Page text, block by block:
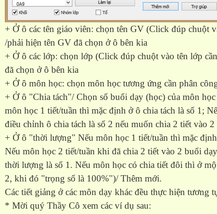
+ Ở ô các tên giáo viên: chọn tên GV (Click đúp chuột
/phải hiện tên GV đã chọn ở ô bên kia
+ Ở ô các lớp: chọn lớp (Click đúp chuột vào tên lớp
đã chọn ở ô bên kia
+ Ở ô môn học: chọn môn học tương ứng cần phân
+ Ở ô "Chia tách"/ Chọn số buổi dạy (học) của môn
môn học 1 tiết/tuần thì mặc định ở ô chia tách là số 1;
điều chỉnh ô chia tách là số 2 nếu muốn chia 2 tiết vào
+ Ở ô "thời lượng" Nếu môn học 1 tiết/tuần thì mặc
Nếu môn học 2 tiết/tuần khi đã chia 2 tiết vào 2 buổi
thời lượng là số 1. Nếu môn học có chia tiết đôi thì ở
2, khi đó "trọng số là 100%")/ Thêm mới.
Các tiết giảng ở các môn dạy khác đều thực hiện tương
* Mời quý Thầy Cô xem các ví dụ sau: